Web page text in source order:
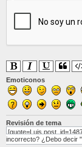
Emoticonos
Revisión de tema
[quote=Luis
incorrecto? ¿Debo decir